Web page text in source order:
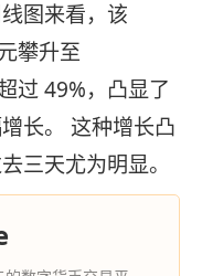
图来看，该
攀升至
过 49%，凸显了
长。 这种增长凸
三天尤为明显。